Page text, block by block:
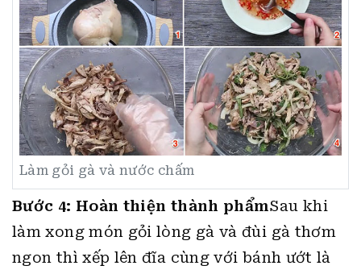
Làm gỏi gà và nước chấm
Bước 4: Hoàn thiện thành phẩmSau khi
làm xong món gỏi lòng gà và đùi gà thơm
ngon thì xếp lên đĩa cùng với bánh ướt là